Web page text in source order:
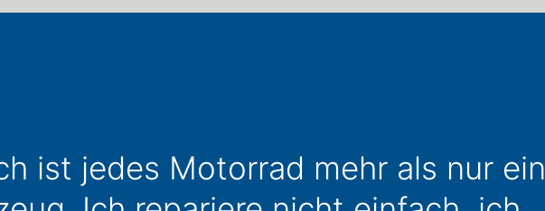
ist jedes Motorrad mehr als nur ein